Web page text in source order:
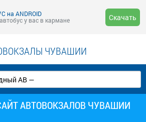
на ANDROID
у вас в кармане
Скачать
ЧУВАШИИ
АВТОВОКЗАЛОВ ЧУВАШИИ